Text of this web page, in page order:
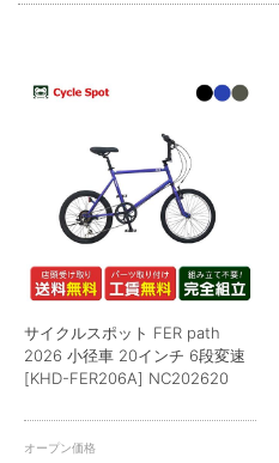
サイクルスポット FER path
2026 小径車 20インチ 6段変速
[KHD-FER206A] NC202620
オープン価格